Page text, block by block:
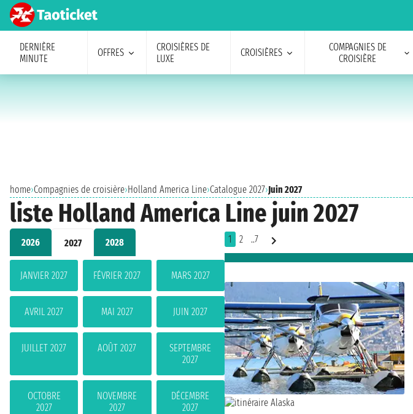
DERNIÈRE
MINUTE
OFFRES
CROISIÈRES DE
LUXE
CROISIÈRES
COMPAGNIES DE
CROISIÈRE
home›Compagnies de croisière›Holland America Line›Catalogue 2027›Juin 2027
liste Holland America Line juin 2027
2026 2027 2028
JANVIER 2027 FÉVRIER 2027 MARS 2027
AVRIL 2027 MAI 2027 JUIN 2027
JUILLET 2027 AOÛT 2027
SEPTEMBRE
2027
OCTOBRE
2027
NOVEMBRE
2027
DÉCEMBRE
2027
1 2 ..7